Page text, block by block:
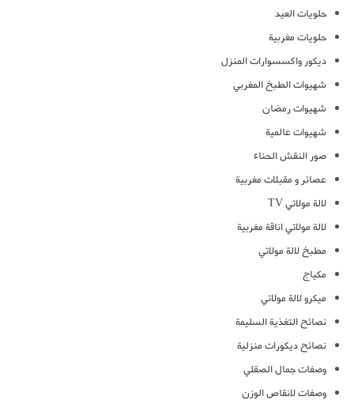
حلويات العيد
حلويات مغربية
ديكور واكسسوارات المنزل
شهيوات الطبخ المغربي
شهيوات رمضان
شهيوات عالمية
صور النقش الحناء
عصائر و مقبلات مغربية
لالة مولاتي TV
لالة مولاتي اناقة مغربية
مطبخ لالة مولاتي
مكياج
ميكرو لالة مولاتي
نصائح التغذية السليمة
نصائح ديكورات منزلية
وصفات جمال الصقلي
وصفات لانقاص الوزن